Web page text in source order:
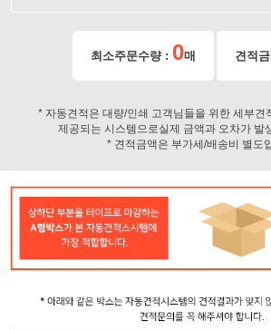
최소주문수량 : 0매 견적
* 자동견적은 대량/인쇄 고객님들을 위한 세부견
제공되는 시스템으로실제 금액과 오차가 발
* 견적금액은 부가세/배송비 별도